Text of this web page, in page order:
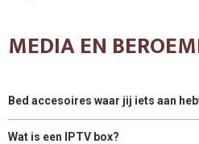
MEDIA EN
Bed accesoires waar jij iets aan
Wat is een IPTV box?